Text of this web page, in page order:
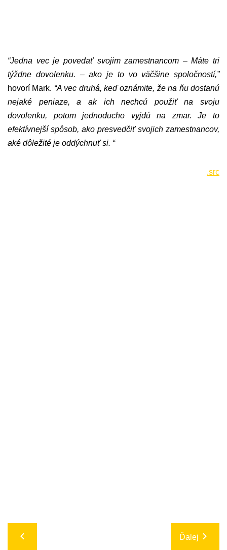
“Jedna vec je povedať svojim zamestnancom – Máte tri
týždne dovolenku. – ako je to vo väčšine spoločností,”
hovorí Mark. “A vec druhá, keď oznámite, že na ňu dostanú
nejaké peniaze, a ak ich nechcú použiť na svoju
dovolenku, potom jednoducho vyjdú na zmar. Je to
efektívnejší spôsob, ako presvedčiť svojich zamestnancov,
aké dôležité je oddýchnuť si. “
.src
Ďalej